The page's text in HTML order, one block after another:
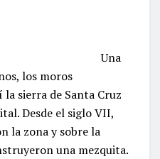
Una
los moros
sierra de Santa Cruz
Desde el siglo VII,
la zona y sobre la
una mezquita.